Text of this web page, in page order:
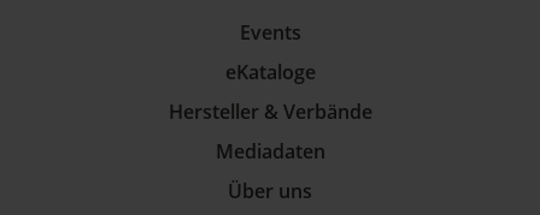
Events
eKataloge
Hersteller & Verbände
Mediadaten
Über uns